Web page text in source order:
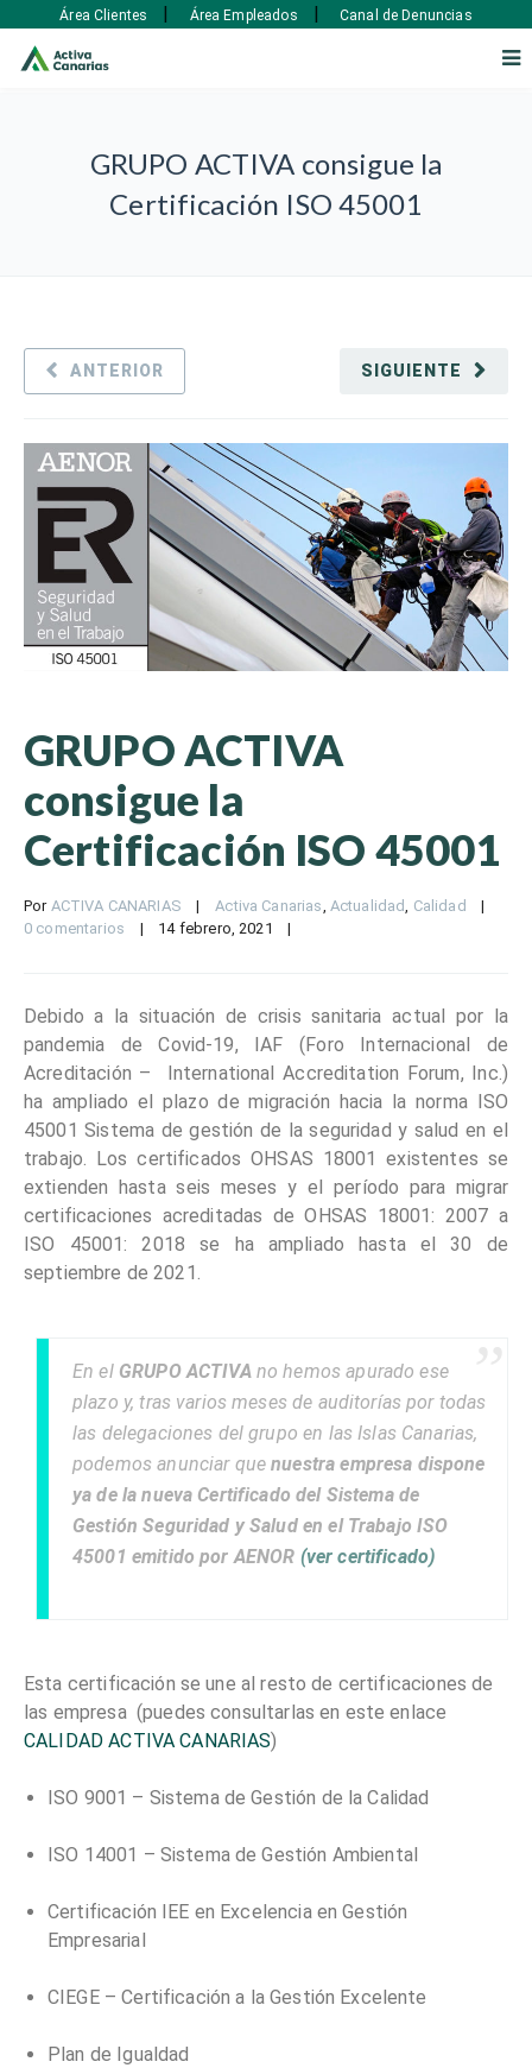
GRUPO ACTIVA consigue la
Certificación ISO 45001
SIGUIENTE
ANTERIOR
GRUPO ACTIVA
consigue la
Certificación ISO 45001
Por ACTIVA CANARIAS | Activa Canarias, Actualidad, Calidad
|
0 comentarios
| 14 febrero, 2021 |
Debido a la situación de crisis sanitaria actual por la
pandemia de Covid-19, IAF (Foro Internacional de
Acreditación – International Accreditation Forum, Inc.)
ha ampliado el plazo de migración hacia la norma ISO
45001 Sistema de gestión de la seguridad y salud en el
trabajo. Los certificados OHSAS 18001 existentes se
extienden hasta seis meses y el período para migrar
certificaciones acreditadas de OHSAS 18001: 2007 a
ISO 45001: 2018 se ha ampliado hasta el 30 de
septiembre de 2021.
En el GRUPO ACTIVAno hemos apurado ese
plazo y, tras varios meses de auditorías por todas
las delegaciones del grupo en las Islas Canarias,
podemos anunciar que nuestra empresa dispone
ya de la nueva Certificado del Sistema de
Gestión Seguridad y Salud en el Trabajo ISO
45001 emitido por AENOR (ver certificado)
Esta certificación se une al resto de certificaciones de
las empresa (puedes consultarlas en este enlace
CALIDAD ACTIVA CANARIAS)
ISO 9001 – Sistema de Gestión de la Calidad
ISO 14001 – Sistema de Gestión Ambiental
Certificación IEE en Excelencia en Gestión
Empresarial
CIEGE – Certificación a la Gestión Excelente
Plan de Igualdad
Área Clientes | Área Empleados | Canal de Denuncias